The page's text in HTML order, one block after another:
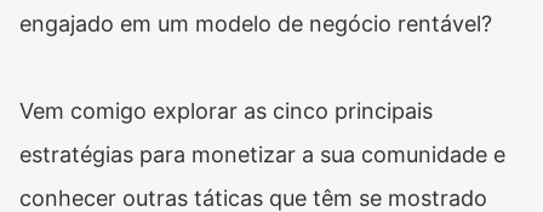
engajado em um modelo de negócio rentável?
Vem comigo explorar as cinco principais
estratégias para monetizar a sua comunidade e
conhecer outras táticas que têm se mostrado